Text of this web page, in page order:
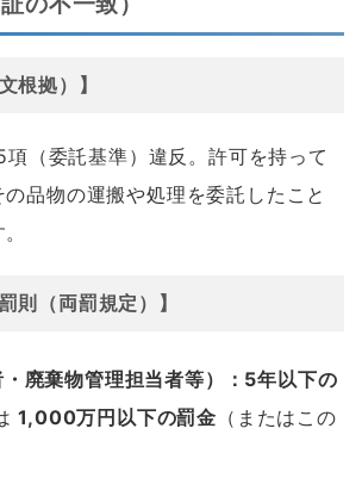
根拠）】
（委託基準）違反。許可を持って
品物の運搬や処理を委託したこと
則（両罰規定）】
廃棄物管理担当者等）：5年以下の
1,000万円以下の罰金 （またはこの